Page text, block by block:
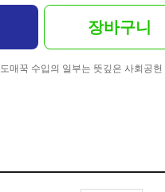
장바구니
도매꾹 수입의 일부는 뜻깊은 사회공